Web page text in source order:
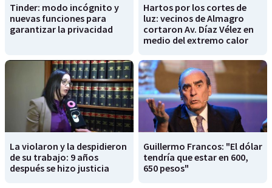
Tinder: modo incógnito y
nuevas funciones para
garantizar la privacidad
Hartos por los cortes de
luz: vecinos de Almagro
cortaron Av. Díaz Vélez en
medio del extremo calor
La violaron y la despidieron
de su trabajo: 9 años
después se hizo justicia
Guillermo Francos: "El dólar
tendría que estar en 600,
650 pesos"